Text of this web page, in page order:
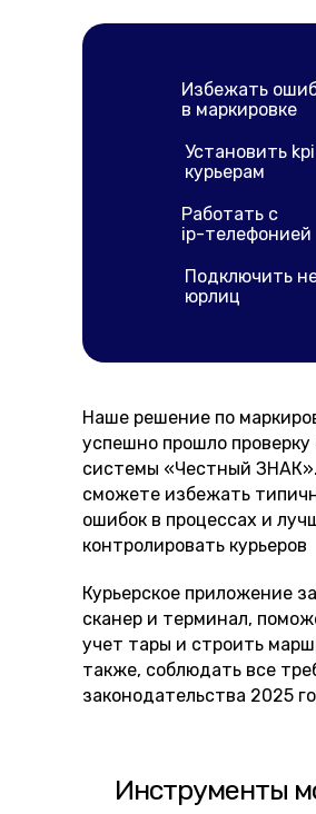
Избежать
в маркировке
Установить kpi
курьерам
Наше решение по
успешно прошло проверку
системы «Честный
сможете избежать
ошибок в процессах и
контролировать курьеров
Курьерское приложение
сканер и терминал,
учет тары и строить
также, соблюдать все
законодательства 2025
Инструменты
Подключить
юрлиц
Работать с
ip-телефонией